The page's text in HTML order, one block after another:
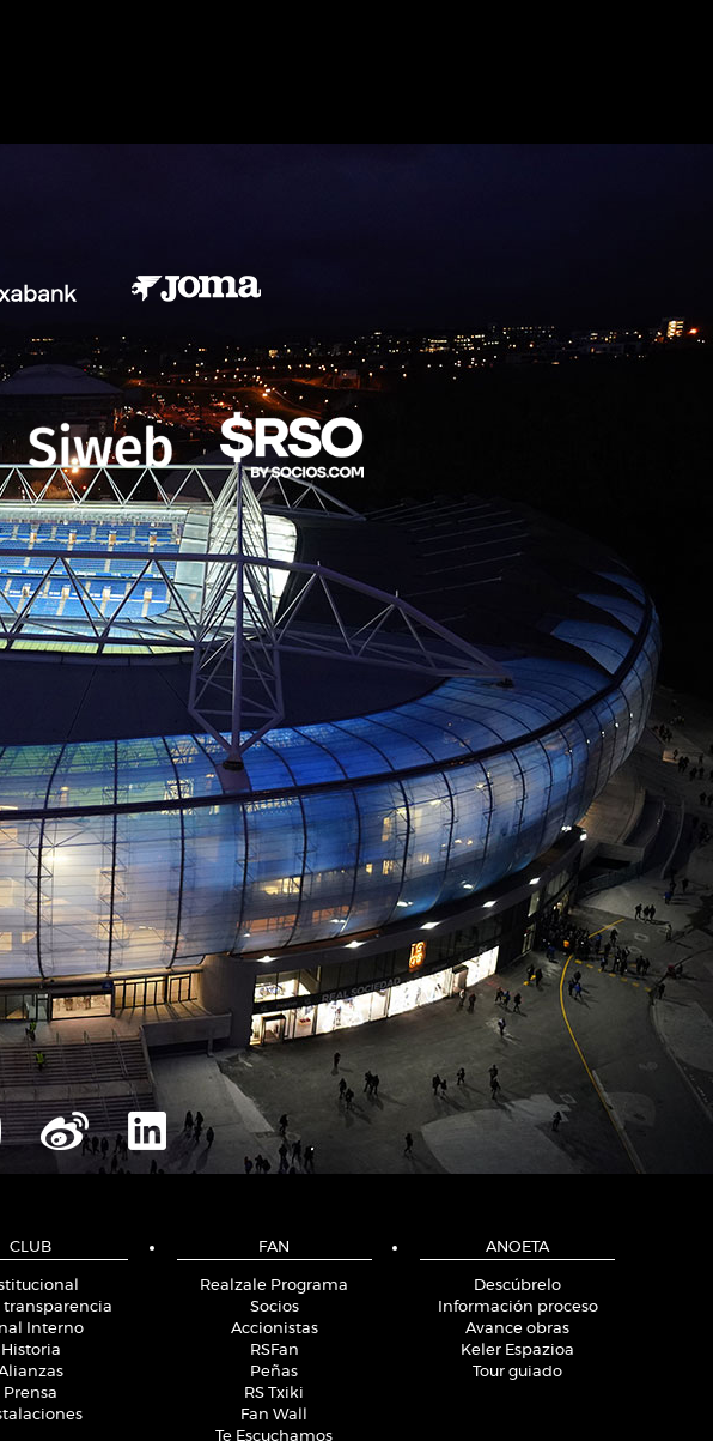
CLUB
transparencia
Interno
Historia
Prensa
FAN
Realzale Programa
Socios
Accionistas
RSFan
Peñas
RS Txiki
Fan Wall
Te Escuchamos
ANOETA
Descúbrelo
Información proceso
Avance obras
Keler Espazioa
Tour guiado